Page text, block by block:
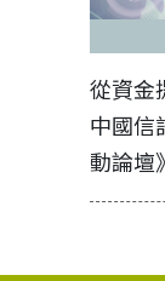
從資金
中國信
動論壇》